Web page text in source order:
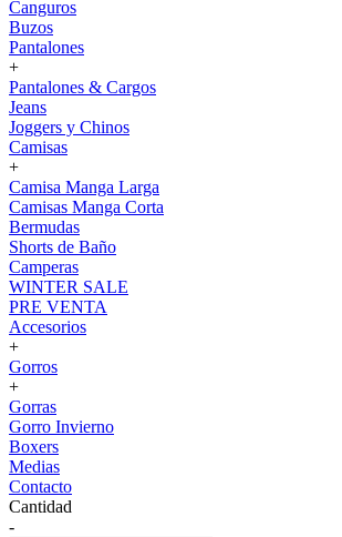
Canguros
Buzos
Pantalones
+
Pantalones & Cargos
Jeans
Joggers y Chinos
Camisas
+
Camisa Manga Larga
Camisas Manga Corta
Bermudas
Shorts de Baño
Camperas
WINTER SALE
PRE VENTA
Accesorios
+
Gorros
+
Gorras
Gorro Invierno
Boxers
Medias
Contacto
Cantidad
-